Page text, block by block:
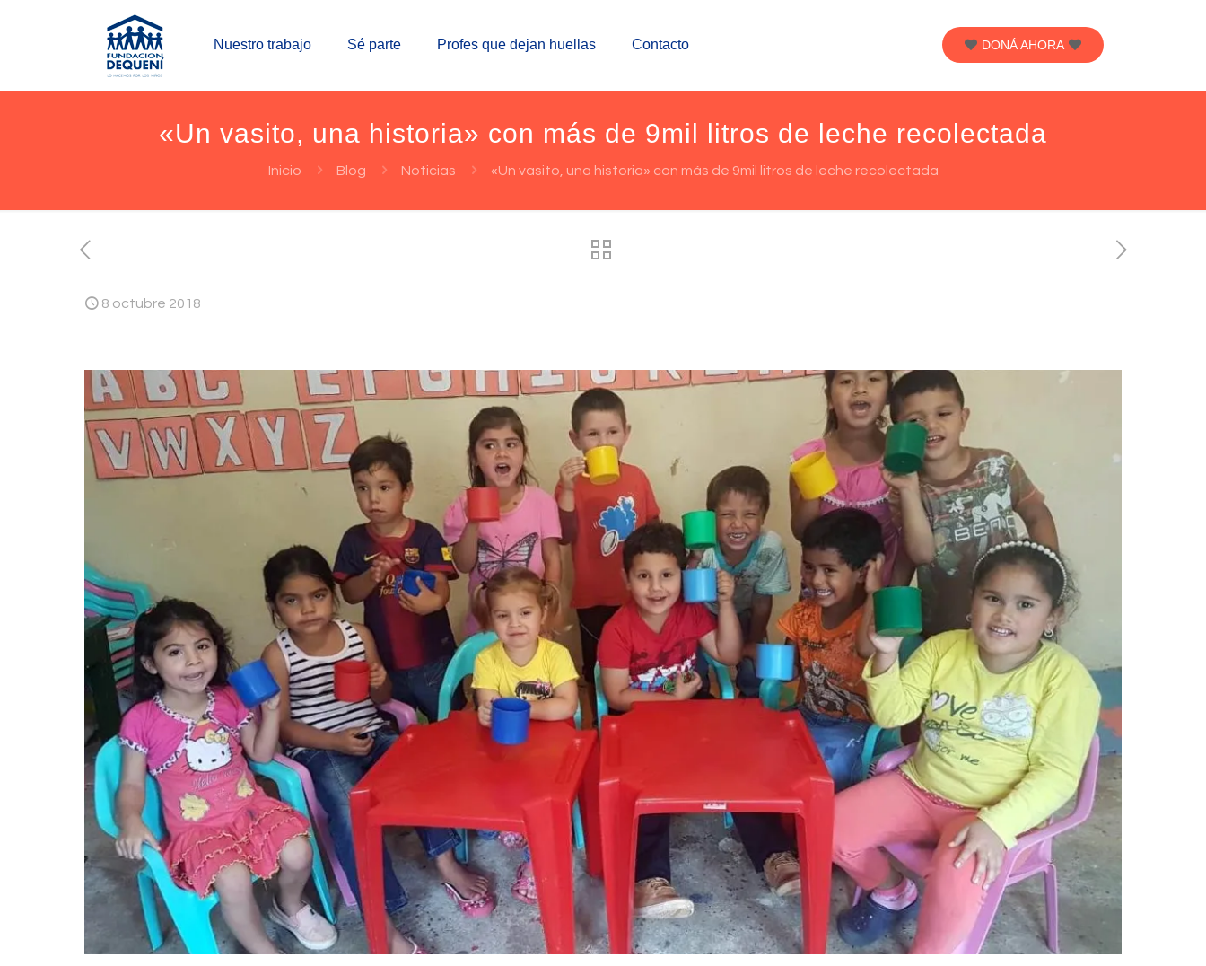
Nuestro trabajo Sé parte Profes que dejan huellas Contacto DONÁ AHORA
«Un vasito, una historia» con más de 9mil litros de leche recolectada
Inicio Blog Noticias «Un vasito, una historia» con más de 9mil litros de leche recolectada
8 octubre 2018